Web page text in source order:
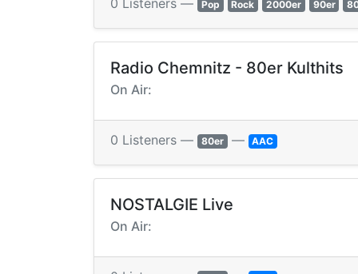
0 Listeners — Pop Rock 2000er 90er
Radio Chemnitz - 80er Kulthits
On Air:
0 Listeners — 80er — AAC
NOSTALGIE Live
On Air: